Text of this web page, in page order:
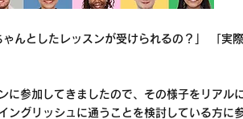
んとしたレッスンが受けられるの？」 「実
参加してきましたので、その様子をリアル
グリッシュに通うことを検討している方に